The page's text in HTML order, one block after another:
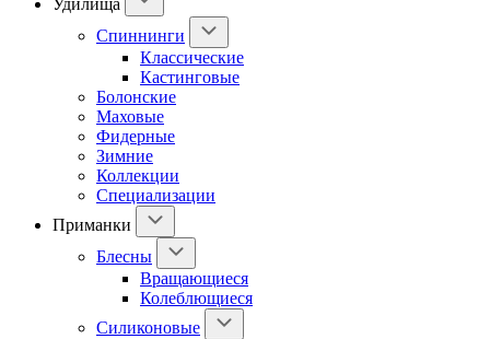
Удилища
Спиннинги
Классические
Кастинговые
Болонские
Маховые
Фидерные
Зимние
Коллекции
Специализации
Приманки
Блесны
Вращающиеся
Колеблющиеся
Силиконовые